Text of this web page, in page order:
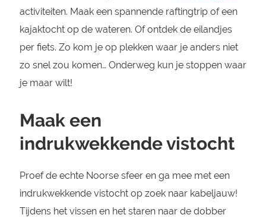
activiteiten. Maak een spannende raftingtrip of een
kajaktocht op de wateren. Of ontdek de eilandjes
per fiets. Zo kom je op plekken waar je anders niet
zo snel zou komen… Onderweg kun je stoppen waar
je maar wilt!
Maak een
indrukwekkende vistocht
Proef de echte Noorse sfeer en ga mee met een
indrukwekkende vistocht op zoek naar kabeljauw!
Tijdens het vissen en het staren naar de dobber